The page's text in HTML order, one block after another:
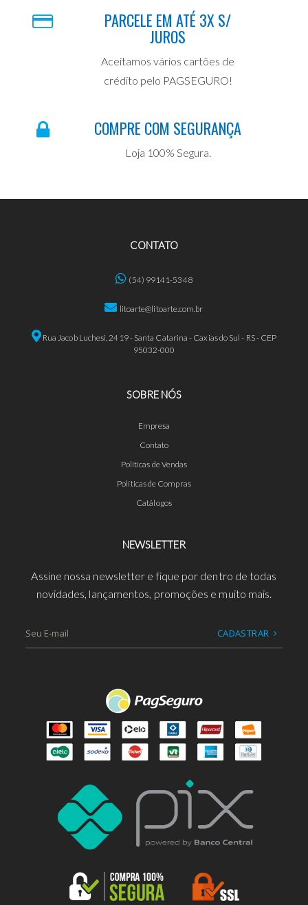
PARCELE EM ATÉ 3X S/
JUROS
Aceitamos vários cartões de
crédito pelo PAGSEGURO!
COMPRE COM SEGURANÇA
Loja 100% Segura.
CONTATO
(54) 99141-5348
litoarte@litoarte.com.br
Rua Jacob Luchesi, 2419 - Santa Catarina - Caxias do Sul - RS - CEP
95032-000
SOBRE NÓS
Empresa
Contato
Políticas de Vendas
Políticas de Compras
Catálogos
NEWSLETTER
Assine nossa newsletter e fique por dentro de todas
novidades, lançamentos, promoções e muito mais.
CADASTRAR